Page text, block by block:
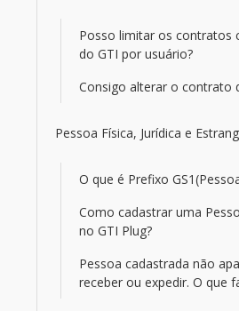
Posso limitar os contratos
do GTI por usuário?
Consigo alterar o contrato
Pessoa Física, Jurídica e
O que é Prefixo
Como cadastrar uma
no GTI Plug?
Pessoa cadastrada não
receber ou expedir. O que